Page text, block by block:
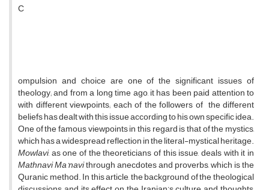
C
ompulsion and choice are one of the significant issues of
theology; and from a long time ago, it has been paid attention to
with different viewpoints; each of the followers of the different
beliefs has dealt with this issue according to his own specific idea.
One of the famous viewpoints in this regard is that of the mystics,
which has a widespread reflection in the literal-mystical heritage.
Mowlavi, as one of the theoreticians of this issue, deals with it in
Mathnavi Ma’navithrough anecdotes and proverbs, which is the
Quranic method. In this article, the background of the theological